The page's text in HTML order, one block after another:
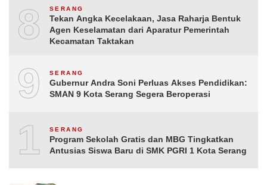
8 SERANG
Tekan Angka Kecelakaan, Jasa Raharja Bentuk
Agen Keselamatan dari Aparatur Pemerintah
Kecamatan Taktakan
9 SERANG
Gubernur Andra Soni Perluas Akses Pendidikan:
SMAN 9 Kota Serang Segera Beroperasi
10SERANG
Program Sekolah Gratis dan MBG Tingkatkan
Antusias Siswa Baru di SMK PGRI 1 Kota Serang